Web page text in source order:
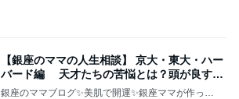
【銀座のママの賢い女の投資術】スイス式
「お金を増やす人」の考え方 美肌で賢く金
運UP これが正解
銀座のママブログ✨美肌で開運✨銀座ママが作った